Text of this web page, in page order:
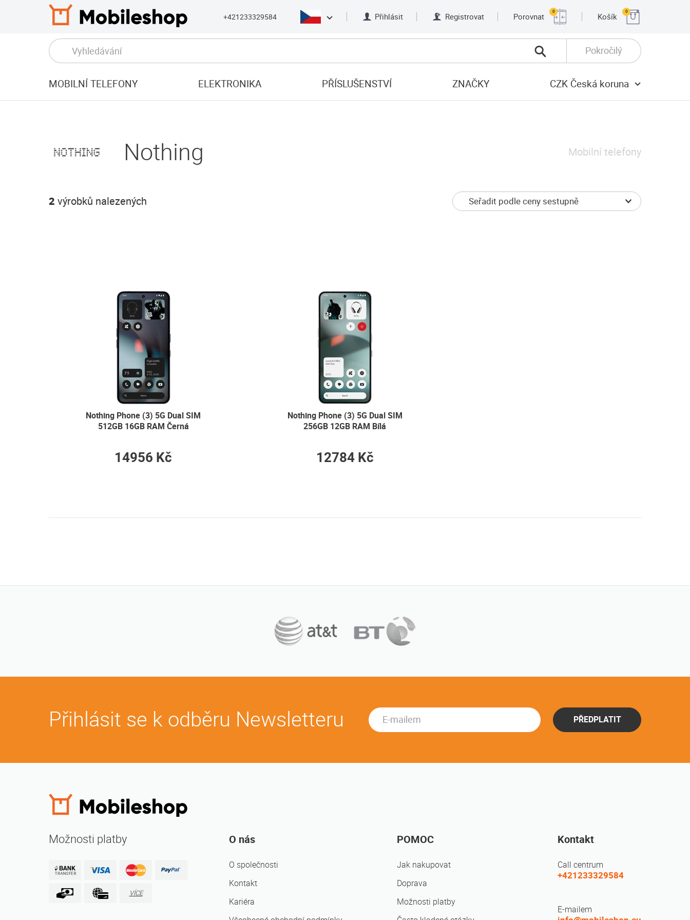
+421233329584 Přihlásit Registrovat Porovnat
0
Košík
0
Pokročilý
MOBILNÍ TELEFONY ELEKTRONIKA PŘÍSLUŠENSTVÍ ZNAČKY CZK Česká koruna
Nothing Mobilní telefony
2 výrobků nalezených
Nothing Phone (3) 5G Dual SIM
512GB 16GB RAM Černá
14956 Kč
Nothing Phone (3) 5G Dual SIM
256GB 12GB RAM Bílá
12784 Kč
Přihlásit se k odběru Newsletteru PŘEDPLATIT
Možnosti platby
VÍCE
O nás
O společnosti
Kontakt
Kariéra
POMOC
Jak nakupovat
Doprava
Možnosti platby
Kontakt
Call centrum
+421233329584
E-mailem